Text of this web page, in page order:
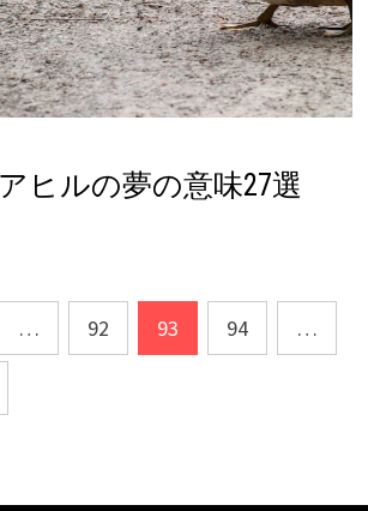
ヒルの夢の意味27選
… 92 93 94 …